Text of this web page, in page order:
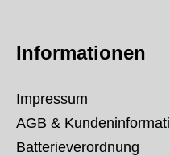
Informationen
Impressum
AGB &
Batterieverordnung